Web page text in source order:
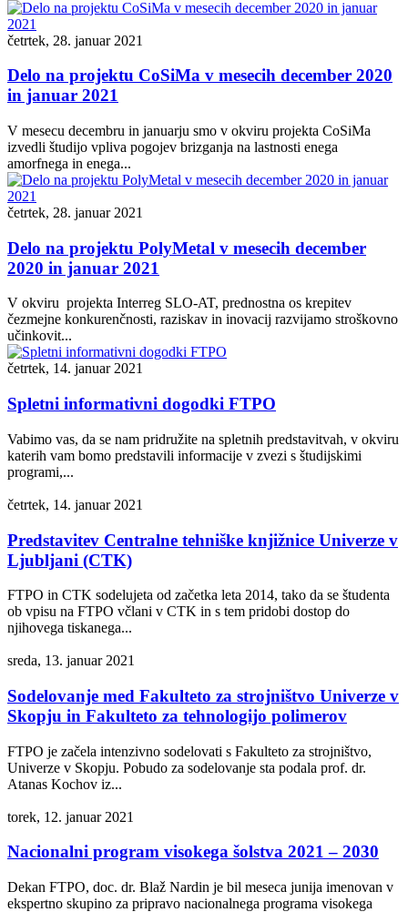
četrtek, 28. januar 2021
Delo na projektu CoSiMa v mesecih december 2020
in januar 2021
V mesecu decembru in januarju smo v okviru projekta CoSiMa
izvedli študijo vpliva pogojev brizganja na lastnosti enega
amorfnega in enega...
četrtek, 28. januar 2021
Delo na projektu PolyMetal v mesecih december
2020 in januar 2021
V okviru projekta Interreg SLO-AT, prednostna os krepitev
čezmejne konkurenčnosti, raziskav in inovacij razvijamo stroškovno
učinkovit...
četrtek, 14. januar 2021
Spletni informativni dogodki FTPO
Vabimo vas, da se nam pridružite na spletnih predstavitvah, v okviru
katerih vam bomo predstavili informacije v zvezi s študijskimi
programi,...
četrtek, 14. januar 2021
Predstavitev Centralne tehniške knjižnice Univerze v
Ljubljani (CTK)
FTPO in CTK sodelujeta od začetka leta 2014, tako da se študenta
ob vpisu na FTPO včlani v CTK in s tem pridobi dostop do
njihovega tiskanega...
sreda, 13. januar 2021
Sodelovanje med Fakulteto za strojništvo Univerze v
Skopju in Fakulteto za tehnologijo polimerov
FTPO je začela intenzivno sodelovati s Fakulteto za strojništvo,
Univerze v Skopju. Pobudo za sodelovanje sta podala prof. dr.
Atanas Kochov iz...
torek, 12. januar 2021
Nacionalni program visokega šolstva 2021 – 2030
Dekan FTPO, doc. dr. Blaž Nardin je bil meseca junija imenovan v
ekspertno skupino za pripravo nacionalnega programa visokega